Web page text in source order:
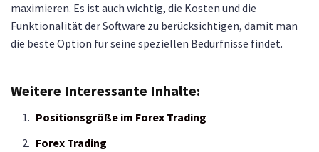
maximieren. Es ist auch wichtig, die Kosten und die
Funktionalität der Software zu berücksichtigen, damit man
die beste Option für seine speziellen Bedürfnisse findet.
Weitere Interessante Inhalte:
Positionsgröße im Forex Trading
Forex Trading